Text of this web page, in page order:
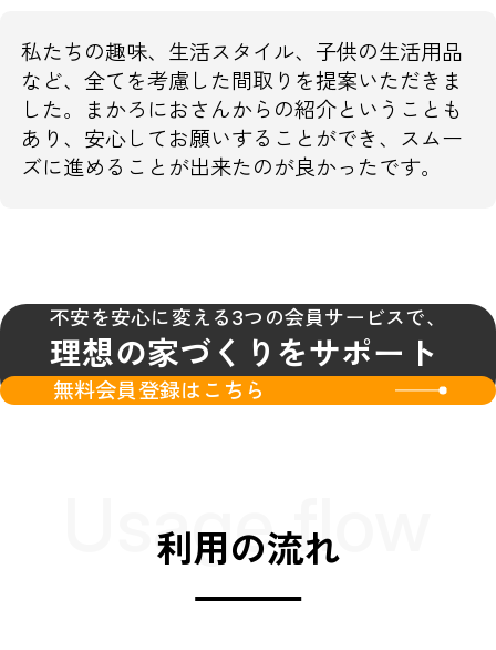
私たちの趣味、生活スタイル、子供の生活用品
など、全てを考慮した間取りを提案いただきま
した。まかろにおさんからの紹介ということも
あり、安心してお願いすることができ、スムー
ズに進めることが出来たのが良かったです。
不安を安心に変える3つの会員サービスで、
理想の家づくりをサポート
無料会員登録はこちら
Usage flow
利用の流れ